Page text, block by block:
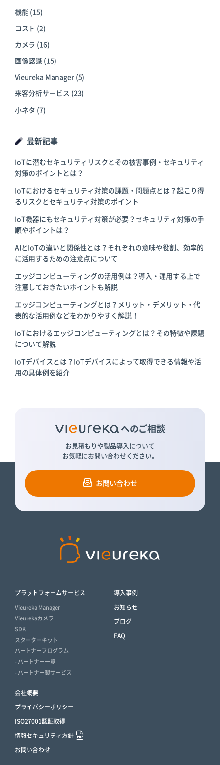
機能 (15)
コスト (2)
カメラ (16)
画像認識 (15)
Vieureka Manager (5)
来客分析サービス (23)
小ネタ (7)
最新記事
IoTに潜むセキュリティリスクとその被害事例・セキュリティ
対策のポイントとは？
IoTにおけるセキュリティ対策の課題・問題点とは？起こり得
るリスクとセキュリティ対策のポイント
IoT機器にもセキュリティ対策が必要？セキュリティ対策の手
順やポイントは？
AIとIoTの違いと関係性とは？それぞれの意味や役割、効率的
に活用するための注意点について
エッジコンピューティングの活用例は？導入・運用する上で
注意しておきたいポイントも解説
エッジコンピューティングとは？メリット・デメリット・代
表的な活用例などをわかりやすく解説！
IoTにおけるエッジコンピューティングとは？その特徴や課題
について解説
IoTデバイスとは？IoTデバイスによって取得できる情報や活
用の具体例を紹介
へのご相談
お見積もりや製品導入について
お気軽にお問い合わせください。
お問い合わせ
プラットフォームサービス
Vieureka Manager
Vieurekaカメラ
SDK
スターターキット
パートナープログラム
- パートナー一覧
- パートナー製サービス
導入事例
お知らせ
ブログ
FAQ
会社概要
プライバシーポリシー
ISO27001認証取得
情報セキュリティ方針
お問い合わせ